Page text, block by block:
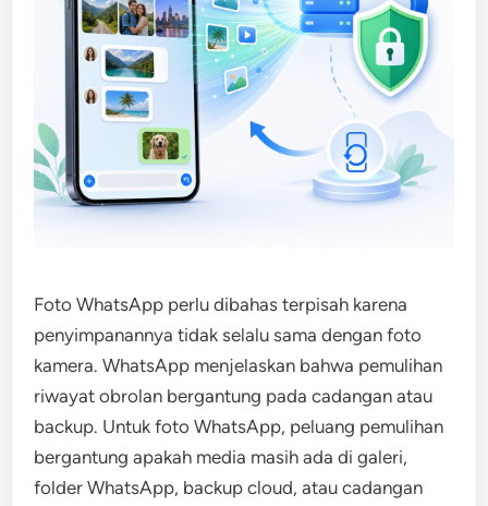
Foto WhatsApp perlu dibahas terpisah karena
penyimpanannya tidak selalu sama dengan foto
kamera. WhatsApp menjelaskan bahwa pemulihan
riwayat obrolan bergantung pada cadangan atau
backup. Untuk foto WhatsApp, peluang pemulihan
bergantung apakah media masih ada di galeri,
folder WhatsApp, backup cloud, atau cadangan